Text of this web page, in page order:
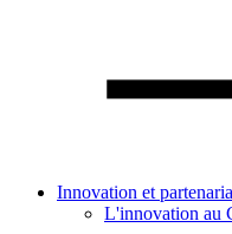
Innovation et
L'innovation au